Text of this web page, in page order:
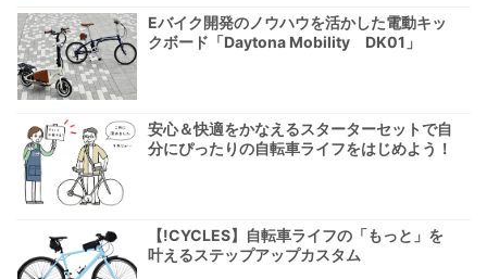
Eバイク開発のノウハウを活かした電動キッ
クボード「Daytona Mobility DK01」
安心＆快適をかなえるスターターセットで自
分にぴったりの自転車ライフをはじめよう！
【!CYCLES】自転車ライフの「もっと」を
叶えるステップアップカスタム